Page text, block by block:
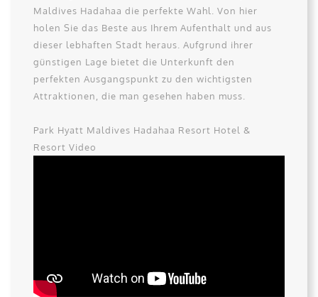
Maldives Hadahaa die perfekte Wahl. Von hier
holen Sie das Beste aus Ihrem Aufenthalt und aus
dieser lebhaften Stadt heraus. Aufgrund ihrer
günstigen Lage bietet die Unterkunft den
perfekten Ausgangspunkt zu den wichtigsten
Attraktionen, die man gesehen haben muss.
Park Hyatt Maldives Hadahaa Resort Hotel &
Resort Video